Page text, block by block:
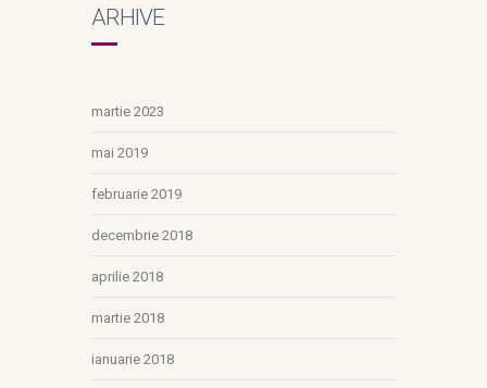
ARHIVE
martie 2023
mai 2019
februarie 2019
decembrie 2018
aprilie 2018
martie 2018
ianuarie 2018